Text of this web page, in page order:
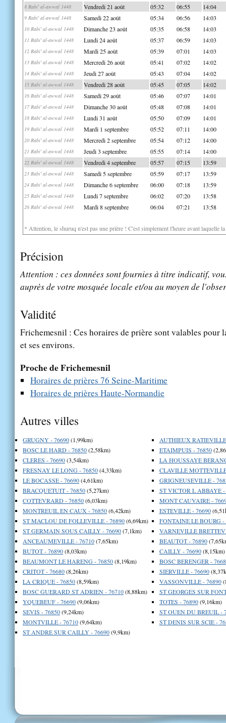
8 Rabi' al-awwal 1448 Vendredi 21 août 05:32 06:55 14:04
9 Rabi' al-awwal 1448 Samedi 22 août 05:34 06:56 14:03
10 Rabi' al-awwal 1448 Dimanche 23 août 05:35 06:58 14:03
11 Rabi' al-awwal 1448 Lundi 24 août 05:37 06:59 14:03
12 Rabi' al-awwal 1448 Mardi 25 août 05:39 07:01 14:03
13 Rabi' al-awwal 1448 Mercredi 26 août 05:41 07:02 14:02
14 Rabi' al-awwal 1448 Jeudi 27 août 05:43 07:04 14:02
15 Rabi' al-awwal 1448 Vendredi 28 août 05:45 07:05 14:02
16 Rabi' al-awwal 1448 Samedi 29 août 05:46 07:07 14:01
17 Rabi' al-awwal 1448 Dimanche 30 août 05:48 07:08 14:01
18 Rabi' al-awwal 1448 Lundi 31 août 05:50 07:09 14:01
19 Rabi' al-awwal 1448 Mardi 1 septembre 05:52 07:11 14:00
20 Rabi' al-awwal 1448 Mercredi 2 septembre 05:54 07:12 14:00
21 Rabi' al-awwal 1448 Jeudi 3 septembre 05:55 07:14 14:00
22 Rabi' al-awwal 1448 Vendredi 4 septembre 05:57 07:15 13:59
23 Rabi' al-awwal 1448 Samedi 5 septembre 05:59 07:17 13:59
24 Rabi' al-awwal 1448 Dimanche 6 septembre 06:00 07:18 13:59
25 Rabi' al-awwal 1448 Lundi 7 septembre 06:02 07:20 13:58
26 Rabi' al-awwal 1448 Mardi 8 septembre 06:04 07:21 13:58
* Attention, le shuruq n'est pas une prière ! C'est simplement l'heure avant laquelle
Précision
Attention : ces données sont fournies à titre indicatif,
auprès de votre mosquée locale et/ou au moyen de
Validité
Frichemesnil : Ces horaires de prière sont valables pour
et ses environs.
Proche de Frichemesnil
Horaires de prières 76 Seine-Maritime
Horaires de prières Haute-Normandie
Autres villes
GRUGNY - 76690(1,99km)
BOSC LE HARD - 76850(2,58km)
CLERES - 76690(3,54km)
FRESNAY LE LONG - 76850(4,33km)
LE BOCASSE - 76690(4,61km)
BRACQUETUIT - 76850(5,27km)
COTTEVRARD - 76850(6,03km)
MONTREUIL EN CAUX - 76850(6,42km)
ST MACLOU DE FOLLEVILLE - 76890(6,69km)
ST GERMAIN SOUS CAILLY - 76690(7,1km)
ANCEAUMEVILLE - 76710(7,65km)
BUTOT - 76890(8,03km)
BEAUMONT LE HARENG - 76850(8,19km)
CRITOT - 76680(8,26km)
LA CRIQUE - 76850(8,59km)
BOSC GUERARD ST ADRIEN - 76710(8,88km)
YQUEBEUF - 76690(9,06km)
SEVIS - 76850(9,24km)
MONTVILLE - 76710(9,64km)
ST ANDRE SUR CAILLY - 76690(9,9km)
AUTHIEUX
ETAIMPUIS - 76850
LA HOUSSAYE
CLAVILLE
GRIGNEUSEVILLE -
ST VICTOR L ABBAYE -
MONT CAUVAIRE -
ESTEVILLE - 76690
FONTAINE LE BOURG -
VARNEVILLE
BEAUTOT - 76890
CAILLY - 76690(8,15km)
BOSC BERENGER -
SIERVILLE - 76690
VASSONVILLE - 76890
ST GEORGES SUR
TOTES - 76890(9,16km)
ST OUEN DU BREUIL -
ST DENIS SUR SCIE -